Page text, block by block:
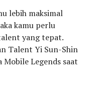
lebih maksimal
kamu perlu
yang tepat.
Talent Yi Sun-Shin
Legends saat